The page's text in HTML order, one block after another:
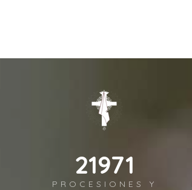
26156
PROCESIONES Y